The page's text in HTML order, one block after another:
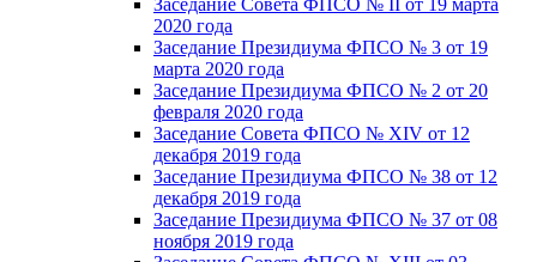
2020 года
Заседание Президиума ФПСО № 3 от 19
марта 2020 года
Заседание Президиума ФПСО № 2 от 20
февраля 2020 года
Заседание Совета ФПСО № XIV от 12
декабря 2019 года
Заседание Президиума ФПСО № 38 от 12
декабря 2019 года
Заседание Президиума ФПСО № 37 от 08
ноября 2019 года